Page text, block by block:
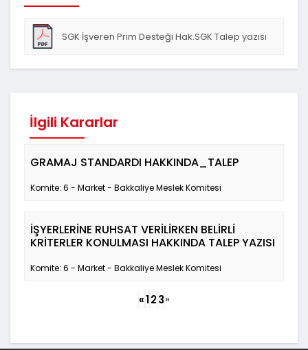
SGK İşveren Prim Desteği Hak.SGK Talep yazısı
İlgili Kararlar
GRAMAJ STANDARDI HAKKINDA_TALEP
Komite: 6 - Market - Bakkaliye Meslek Komitesi
İŞYERLERİNE RUHSAT VERİLİRKEN BELİRLİ
KRİTERLER KONULMASI HAKKINDA TALEP YAZISI
Komite: 6 - Market - Bakkaliye Meslek Komitesi
«123»